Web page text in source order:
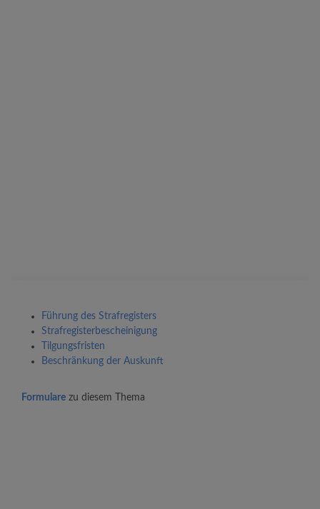
Führung des Strafregisters
Strafregisterbescheinigung
Tilgungsfristen
Beschränkung der Auskunft
Formulare zu diesem Thema